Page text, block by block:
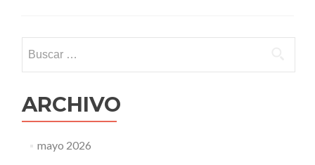
ARCHIVO
mayo 2026